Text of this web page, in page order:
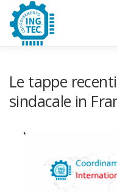
Passa
contenuto
Le tappe
sindacale in